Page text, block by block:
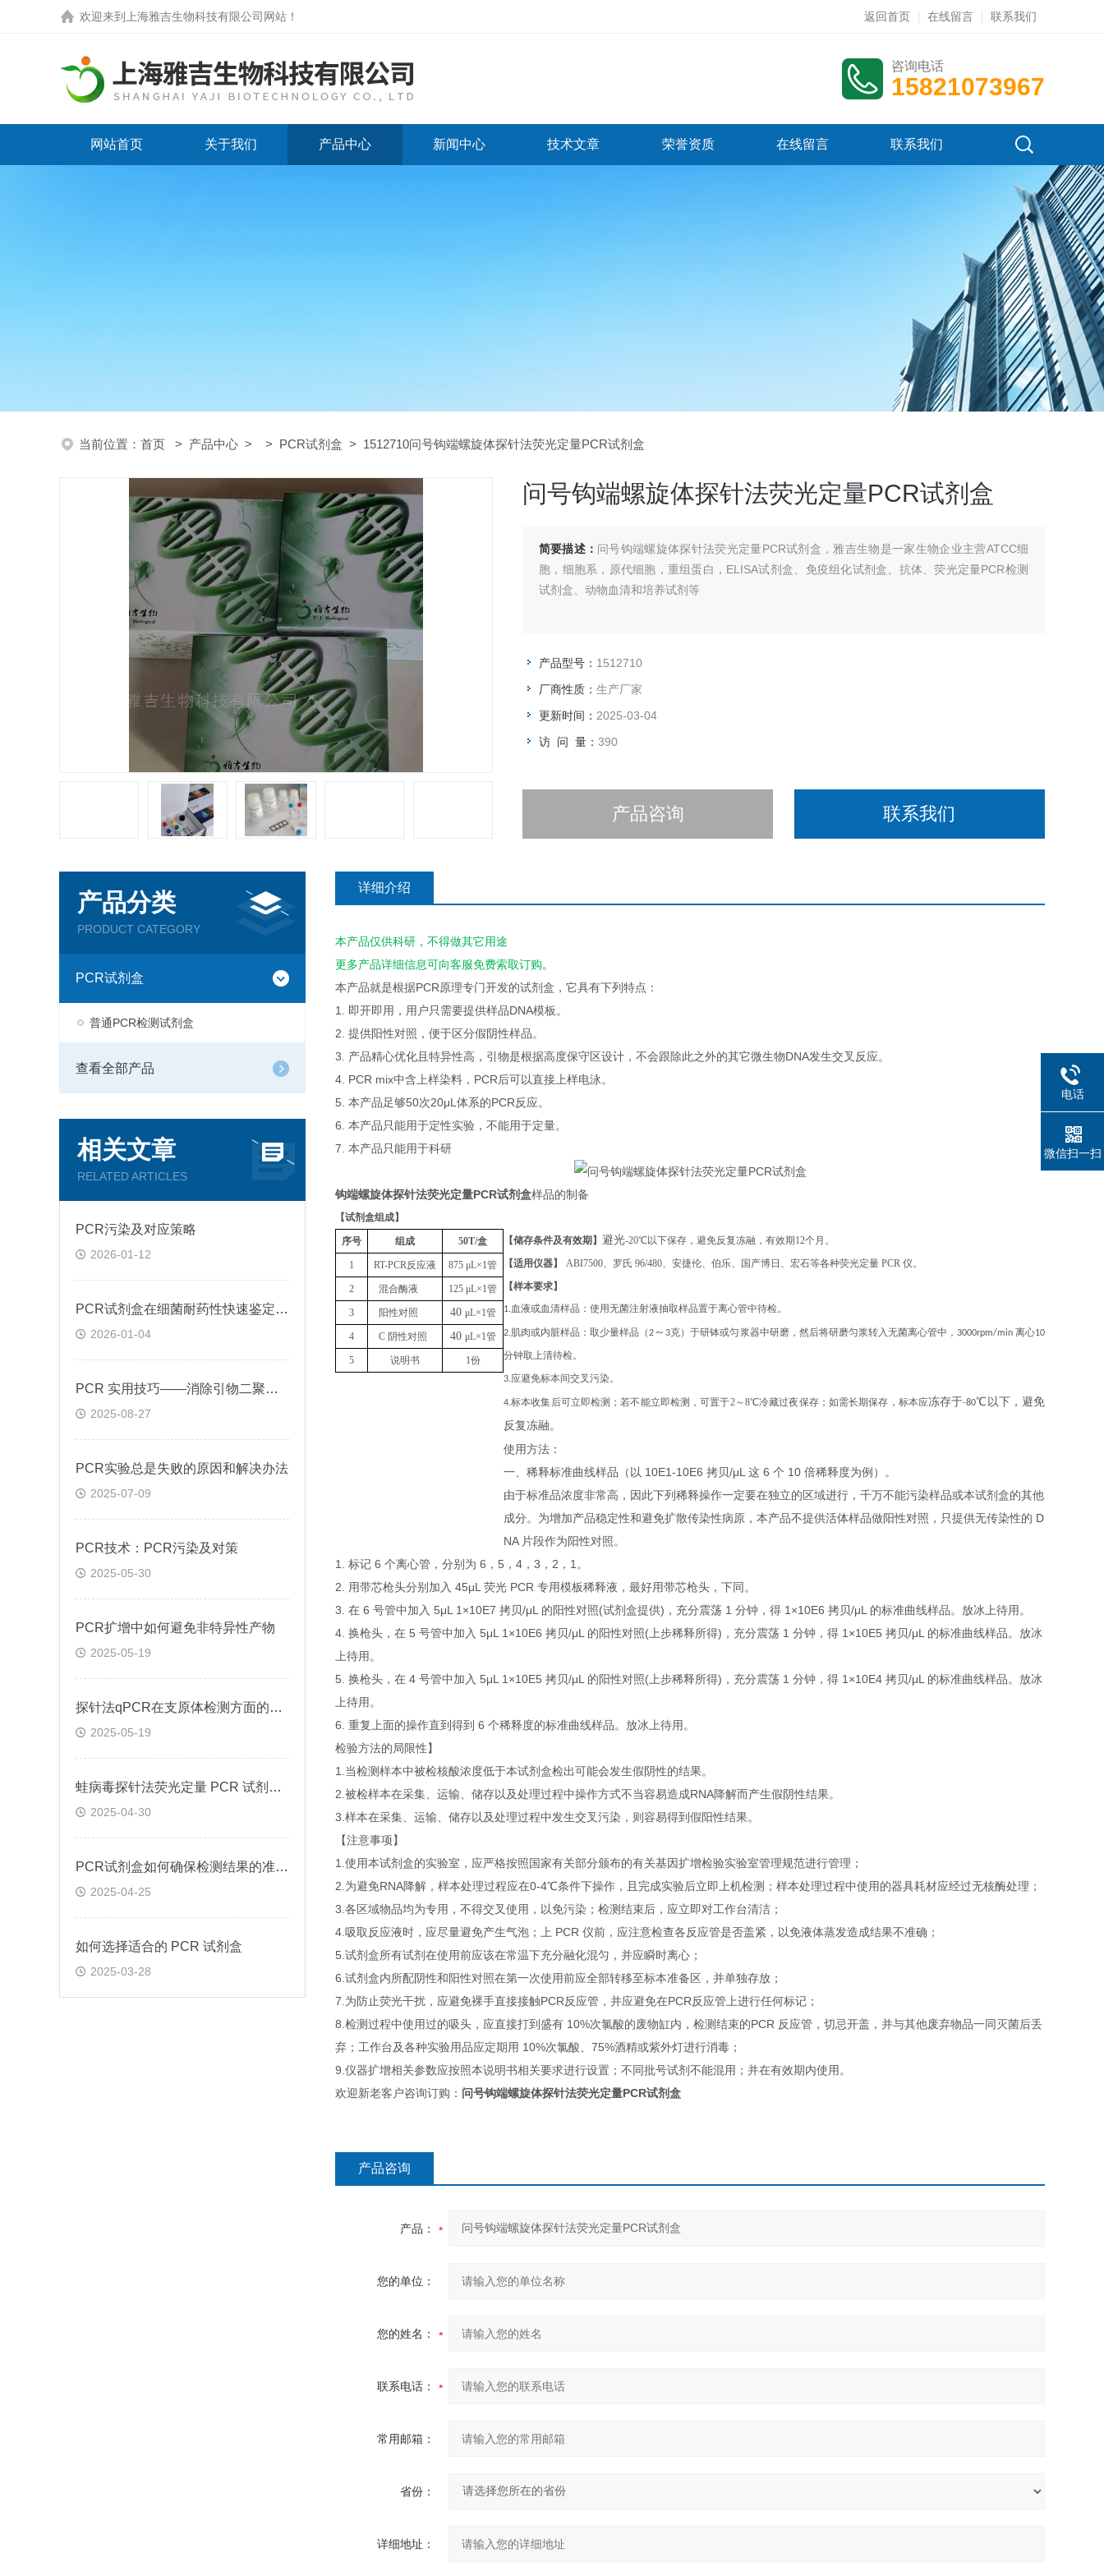
欢迎来到 上海雅吉生物科技有限公司网站 ！ 返回首页 在线留言 联系我们
咨询电话
15821073967
网站首页 关于我们 产品中心 新闻中心 技术文章 荣誉资质 在线留言 联系我们
当前位置： 首页 > 产品中心 > > PCR试剂盒 > 1512710问号钩端螺旋体探针法荧光定量PCR试剂盒
问号钩端螺旋体探针法荧光定量PCR试剂盒
简要描述： 问号钩端螺旋体探针法荧光定量PCR试剂盒，雅吉生物是一家生物企业主营ATCC细
胞，细胞系，原代细胞，重组蛋白，ELISA试剂盒、免疫组化试剂盒、抗体、荧光定量PCR检测
试剂盒、动物血清和培养试剂等
产品型号： 1512710
厂商性质： 生产厂家
更新时间： 2025-03-04
访 问 量： 390
产品咨询 联系我们
产品分类
PRODUCT CATEGORY
PCR试剂盒
普通PCR检测试剂盒
查看全部产品
相关文章
RELATED ARTICLES
PCR污染及对应策略
2026-01-12
PCR试剂盒在细菌耐药性快速鉴定中的关键作用
2026-01-04
PCR 实用技巧——消除引物二聚体的方法
2025-08-27
PCR实验总是失败的原因和解决办法
2025-07-09
PCR技术：PCR污染及对策
2025-05-30
PCR扩增中如何避免非特异性产物
2025-05-19
探针法qPCR在支原体检测方面的应用
2025-05-19
蛙病毒探针法荧光定量 PCR 试剂盒定量定性检测
2025-04-30
PCR试剂盒如何确保检测结果的准确性和可靠性
2025-04-25
如何选择适合的 PCR 试剂盒
2025-03-28
详细介绍
本产品仅供科研，不得做其它用途
更多产品详细信息可向客服免费索取订购。
本产品就是根据PCR原理专门开发的试剂盒，它具有下列特点：
1. 即开即用，用户只需要提供样品DNA模板。
2. 提供阳性对照，便于区分假阴性样品。
3. 产品精心优化且特异性高，引物是根据高度保守区设计，不会跟除此之外的其它微生物DNA发生交叉反应。
4. PCR mix中含上样染料，PCR后可以直接上样电泳。
5. 本产品足够50次20μL体系的PCR反应。
6. 本产品只能用于定性实验，不能用于定量。
7. 本产品只能用于科研
钩端螺旋体探针法荧光定量PCR试剂盒样品的制备
【试剂盒组成】
序号 组成 50T/盒
1 RT-PCR反应液 875 μL×1管
2 混合酶液 125 μL×1管
3 阳性对照 40 μL×1管
4 C 阴性对照 40 μL×1管
5 说明书 1份
【储存条件及有效期】 避光-20℃以下保存，避免反复冻融，有效期12个月。
【适用仪器】
ABI7500、罗氏 96/480、安捷伦、伯乐、国产博日、宏石等各种荧光定量 PCR 仪。
【样本要求】
1.血液或血清样品：使用无菌注射液抽取样品置于离心管中待检。
2.肌肉或内脏样品：取少量样品（2 ～3克）于研钵或匀浆器中研磨，然后将研磨匀浆转入无菌离心管中，3000rpm/min 离心10
分钟取上清待检。
3.应避免标本间交叉污染。
4.标本收集后可立即检测；若不能立即检测，可置于2～8℃冷藏过夜保存；如需长期保存，标本应冻存于-80℃ 以下，避免
反复冻融。
使用方法：
一、稀释标准曲线样品（以 10E1-10E6 拷贝/μL 这 6 个 10 倍稀释度为例）。
由于标准品浓度非常高，因此下列稀释操作一定要在独立的区域进行，千万不能污染样品或本试剂盒的其他
成分。为增加产品稳定性和避免扩散传染性病原，本产品不提供活体样品做阳性对照，只提供无传染性的 D
NA 片段作为阳性对照。
1. 标记 6 个离心管，分别为 6，5，4，3，2，1。
2. 用带芯枪头分别加入 45μL 荧光 PCR 专用模板稀释液，最好用带芯枪头，下同。
3. 在 6 号管中加入 5μL 1×10E7 拷贝/μL 的阳性对照(试剂盒提供)，充分震荡 1 分钟，得 1×10E6 拷贝/μL 的标准曲线样品。放冰上待用。
4. 换枪头，在 5 号管中加入 5μL 1×10E6 拷贝/μL 的阳性对照(上步稀释所得)，充分震荡 1 分钟，得 1×10E5 拷贝/μL 的标准曲线样品。放冰
上待用。
5. 换枪头，在 4 号管中加入 5μL 1×10E5 拷贝/μL 的阳性对照(上步稀释所得)，充分震荡 1 分钟，得 1×10E4 拷贝/μL 的标准曲线样品。放冰
上待用。
6. 重复上面的操作直到得到 6 个稀释度的标准曲线样品。放冰上待用。
检验方法的局限性】
1.当检测样本中被检核酸浓度低于本试剂盒检出可能会发生假阴性的结果。
2.被检样本在采集、运输、储存以及处理过程中操作方式不当容易造成RNA降解而产生假阴性结果。
3.样本在采集、运输、储存以及处理过程中发生交叉污染，则容易得到假阳性结果。
【注意事项】
1.使用本试剂盒的实验室，应严格按照国家有关部分颁布的有关基因扩增检验实验室管理规范进行管理；
2.为避免RNA降解，样本处理过程应在0-4℃条件下操作，且完成实验后立即上机检测；样本处理过程中使用的器具耗材应经过无核酶处理；
3.各区域物品均为专用，不得交叉使用，以免污染；检测结束后，应立即对工作台清洁；
4.吸取反应液时，应尽量避免产生气泡；上 PCR 仪前，应注意检查各反应管是否盖紧，以免液体蒸发造成结果不准确；
5.试剂盒所有试剂在使用前应该在常温下充分融化混匀，并应瞬时离心；
6.试剂盒内所配阴性和阳性对照在第一次使用前应全部转移至标本准备区，并单独存放；
7.为防止荧光干扰，应避免裸手直接接触PCR反应管，并应避免在PCR反应管上进行任何标记；
8.检测过程中使用过的吸头，应直接打到盛有 10%次氯酸的废物缸内，检测结束的PCR 反应管，切忌开盖，并与其他废弃物品一同灭菌后丢
弃；工作台及各种实验用品应定期用 10%次氯酸、75%酒精或紫外灯进行消毒；
9.仪器扩增相关参数应按照本说明书相关要求进行设置；不同批号试剂不能混用；并在有效期内使用。
欢迎新老客户咨询订购： 问号钩端螺旋体探针法荧光定量PCR试剂盒
产品咨询
产品：
您的单位：
您的姓名：
联系电话：
常用邮箱：
省份：
详细地址：
电话
微信扫一扫